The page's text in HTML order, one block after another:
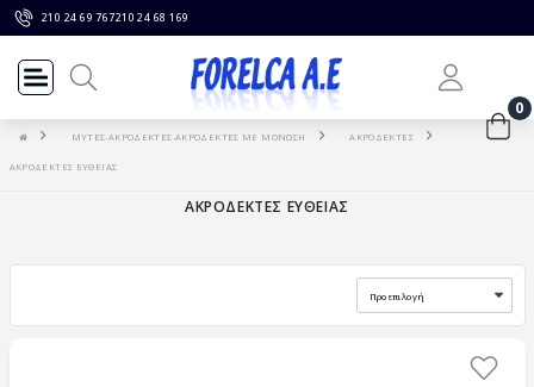
210 24 69 767210 24 68 169
0
ΜΥΤΕΣ-ΑΚΡΟΔΕΚΤΕΣ-ΑΚΡΟΔΕΚΤΕΣ ΜΕ ΜΟΝΩΣΗ ΑΚΡΟΔΕΚΤΕΣ
ΑΚΡΟΔΕΚΤΕΣ ΕΥΘΕΙΑΣ
ΑΚΡΟΔΕΚΤΕΣ ΕΥΘΕΙΑΣ